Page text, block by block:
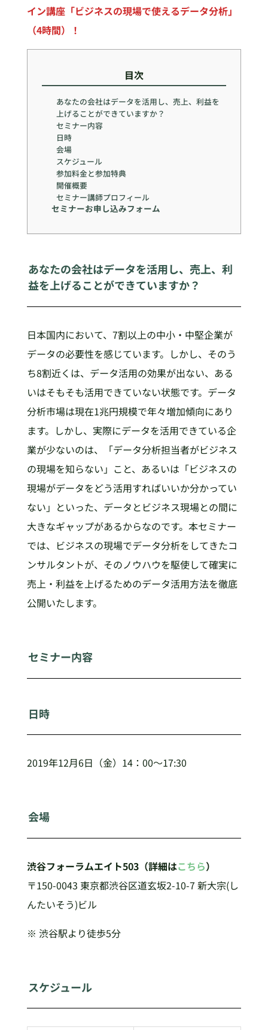
イン講座「ビジネスの現場で使えるデータ分析」
（4時間）！
目次
あなたの会社はデータを活用し、売上、利益を
上げることができていますか？
セミナー内容
日時
会場
スケジュール
参加料金と参加特典
開催概要
セミナー講師プロフィール
セミナーお申し込みフォーム
あなたの会社はデータを活用し、売上、利
益を上げることができていますか？
日本国内において、7割以上の中小・中堅企業が
データの必要性を感じています。しかし、そのう
ち8割近くは、データ活用の効果が出ない、ある
いはそもそも活用できていない状態です。データ
分析市場は現在1兆円規模で年々増加傾向にあり
ます。しかし、実際にデータを活用できている企
業が少ないのは、「データ分析担当者がビジネス
の現場を知らない」こと、あるいは「ビジネスの
現場がデータをどう活用すればいいか分かってい
ない」といった、データとビジネス現場との間に
大きなギャップがあるからなのです。本セミナー
では、ビジネスの現場でデータ分析をしてきたコ
ンサルタントが、そのノウハウを駆使して確実に
売上・利益を上げるためのデータ活用方法を徹底
公開いたします。
セミナー内容
日時
2019年12月6日（金）14：00～17:30
会場
渋谷フォーラムエイト503（詳細はこちら）
〒150-0043 東京都渋谷区道玄坂2-10-7 新大宗(し
んたいそう)ビル
※ 渋谷駅より徒歩5分
スケジュール